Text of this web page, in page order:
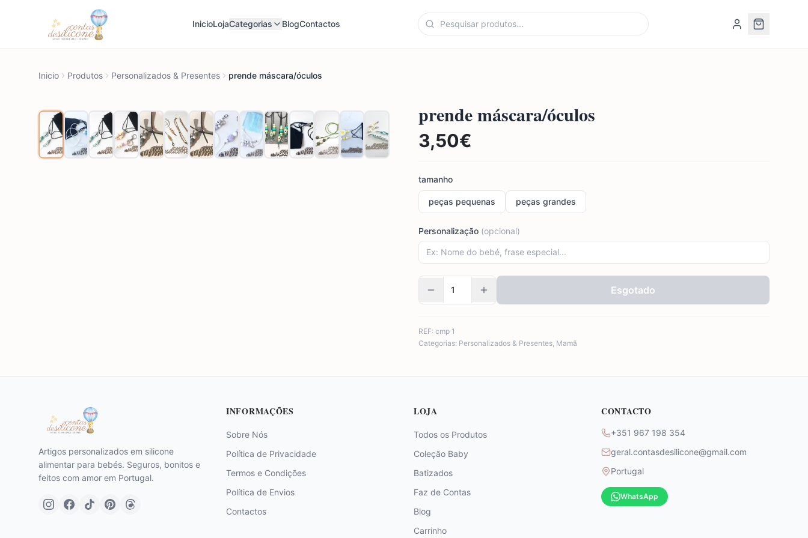
InicioLojaCategorias BlogContactos
Inicio Produtos Personalizados & Presentes prende máscara/óculos
prende máscara/óculos
3,50€
tamanho
peças pequenas peças grandes
Personalização (opcional)
Esgotado
REF: cmp 1
Categorias: Personalizados & Presentes, Mamã
Artigos personalizados em silicone
alimentar para bebés. Seguros, bonitos e
feitos com amor em Portugal.
INFORMAÇÕES
Sobre Nós
Política de Privacidade
Termos e Condições
Política de Envios
Contactos
LOJA
Todos os Produtos
Coleção Baby
Batizados
Faz de Contas
Blog
Carrinho
CONTACTO
+351 967 198 354
geral.contasdesilicone@gmail.com
Portugal
WhatsApp